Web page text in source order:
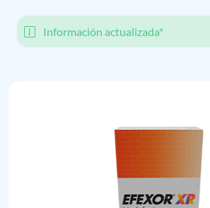
Información actualizada*